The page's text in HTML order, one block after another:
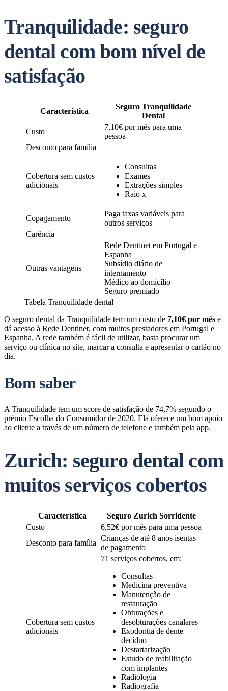
Tranquilidade: seguro
dental com bom nível de
satisfação
Característica
Seguro Tranquilidade
Dental
Custo
7,10€ por mês para uma
pessoa
Desconto para família
Cobertura sem custos
adicionais
Consultas
Exames
Extrações simples
Raio x
Copagamento
Paga taxas variáveis para
outros serviços
Carência
Outras vantagens
Rede Dentinet em Portugal e
Espanha
Subsídio diário de
internamento
Médico ao domicílio
Seguro premiado
Tabela Tranquilidade dental
O seguro dental da Tranquilidade tem um custo de 7,10€ por mês e
dá acesso à Rede Dentinet, com muitos prestadores em Portugal e
Espanha. A rede também é fácil de utilizar, basta procurar um
serviço ou clínica no site, marcar a consulta e apresentar o cartão no
dia.
Bom saber
A Tranquilidade tem um score de satisfação de 74,7% segundo o
prémio Escolha do Consumidor de 2020. Ela oferece um bom apoio
ao cliente a través de um número de telefone e também pela app.
Zurich: seguro dental com
muitos serviços cobertos
Característica
Seguro Zurich Sorridente
Custo
6,52€ por mês para uma pessoa
Desconto para família
Crianças de até 8 anos isentas
de pagamento
Cobertura sem custos
adicionais
71 serviços cobertos, em:
Consultas
Medicina preventiva
Manutenção de
restauração
Obturações e
desobturações canalares
Exodontia de dente
decíduo
Destartarização
Estudo de reabilitação
com implantes
Radiologia
Radiografia